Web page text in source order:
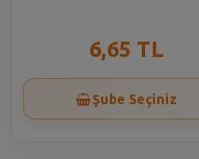
6,65 TL
Şube Seçiniz